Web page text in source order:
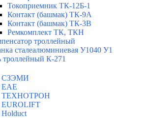
Токоприемник ТК-12Б-1
Контакт (башмак) ТК-9А
Контакт (башмак) ТК-3В
Ремкомплект ТК, ТКН
троллейный
сталеалюминиевая У1040 У1
троллейный К-271
СЗЭМИ
EAE
ТЕХНОТРОН
EUROLIFT
Holduct